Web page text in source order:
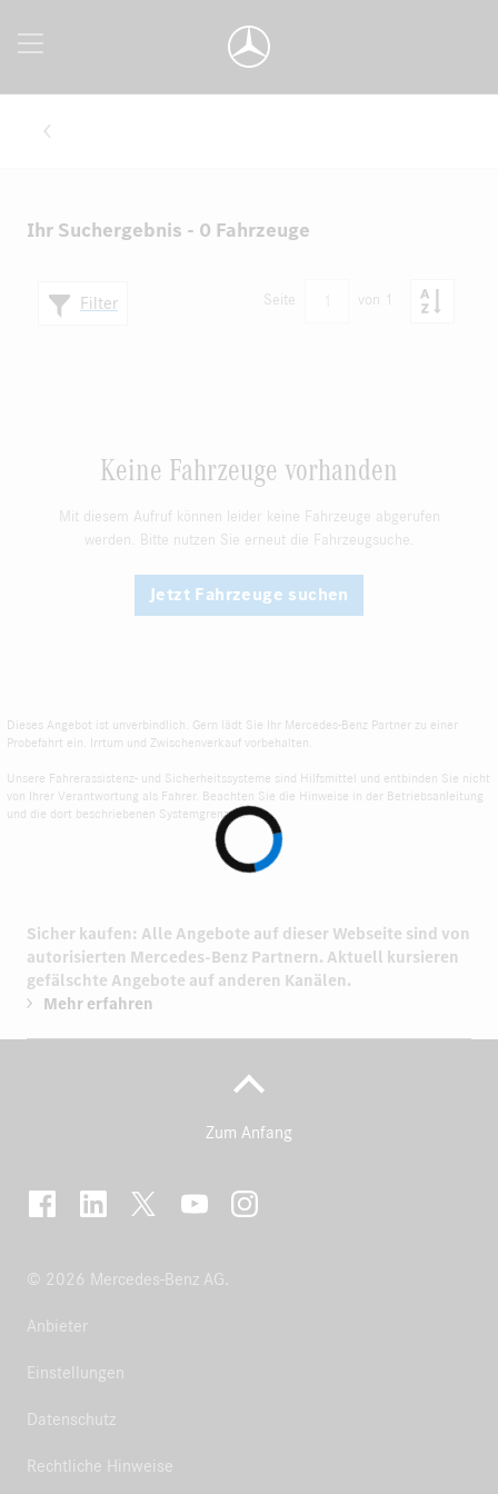
Ihr Suchergebnis - 0 Fahrzeuge
Filter Seite von 1
Keine Fahrzeuge vorhanden
Mit diesem Aufruf können leider keine Fahrzeuge abgerufen
werden. Bitte nutzen Sie erneut die Fahrzeugsuche.
Jetzt Fahrzeuge suchen
Dieses Angebot ist unverbindlich. Gern lädt Sie Ihr Mercedes-Benz Partner zu einer
Probefahrt ein. Irrtum und Zwischenverkauf vorbehalten.
Unsere Fahrerassistenz- und Sicherheitssysteme sind Hilfsmittel und entbinden Sie nicht
von Ihrer Verantwortung als Fahrer. Beachten Sie die Hinweise in der Betriebsanleitung
und die dort beschriebenen Systemgrenzen.
Sicher kaufen: Alle Angebote auf dieser Webseite sind von
autorisierten Mercedes-Benz Partnern. Aktuell kursieren
gefälschte Angebote auf anderen Kanälen.
Mehr erfahren
Zum Anfang
© 2026 Mercedes-Benz AG.
Anbieter
Einstellungen
Datenschutz
Rechtliche Hinweise